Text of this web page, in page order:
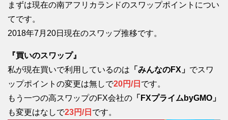
まずは現在の南アフリカランドのスワップポイントについ
てです。
2018年7月20日現在のスワップ推移です。
『買いのスワップ』
私が現在買いで利用しているのは 「みんなのFX」 でスワ
ップポイントの変更は無しで20円/日 です。
もう一つの高スワップのFX会社の 「FXプライムbyGMO」
も変更はなしで23円/日 です。